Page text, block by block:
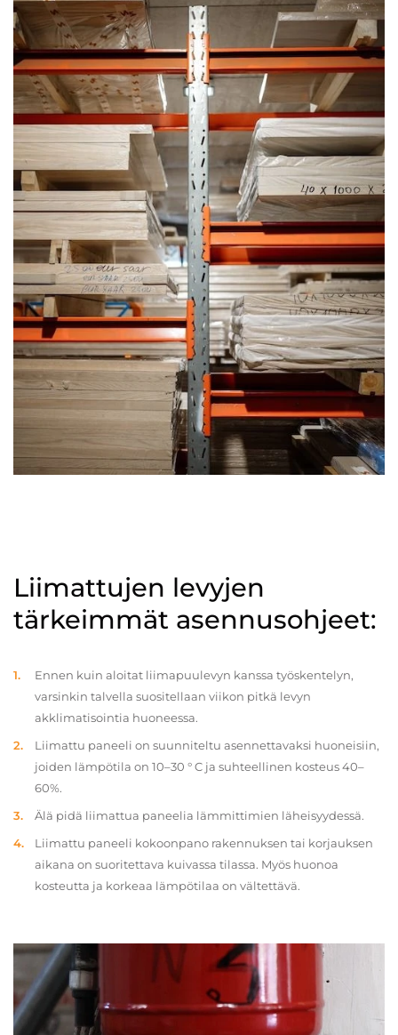
Liimattujen levyjen
tärkeimmät asennusohjeet:
Ennen kuin aloitat liimapuulevyn kanssa työskentelyn,
varsinkin talvella suositellaan viikon pitkä levyn
akklimatisointia huoneessa.
Liimattu paneeli on suunniteltu asennettavaksi huoneisiin,
joiden lämpötila on 10–30 ° C ja suhteellinen kosteus 40–
60%.
Älä pidä liimattua paneelia lämmittimien läheisyydessä.
Liimattu paneeli kokoonpano rakennuksen tai korjauksen
aikana on suoritettava kuivassa tilassa. Myös huonoa
kosteutta ja korkeaa lämpötilaa on vältettävä.